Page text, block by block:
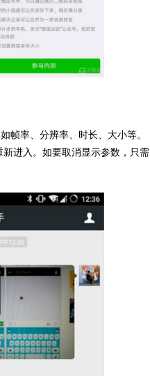
帧率、分辨率、时长、大小等。
进入。如要取消显示参数，只需